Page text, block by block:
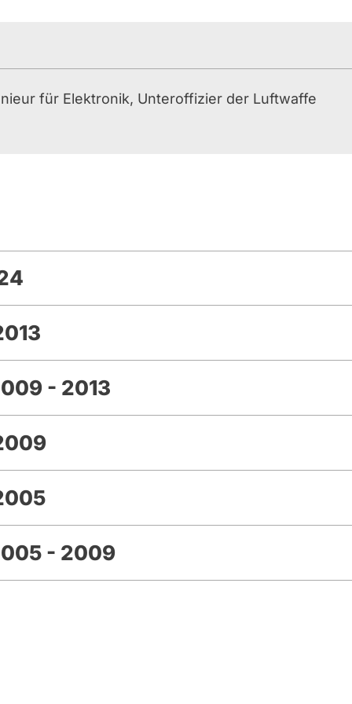
für Elektronik, Unteroffizier der Luftwaffe
- 2013
- 2009